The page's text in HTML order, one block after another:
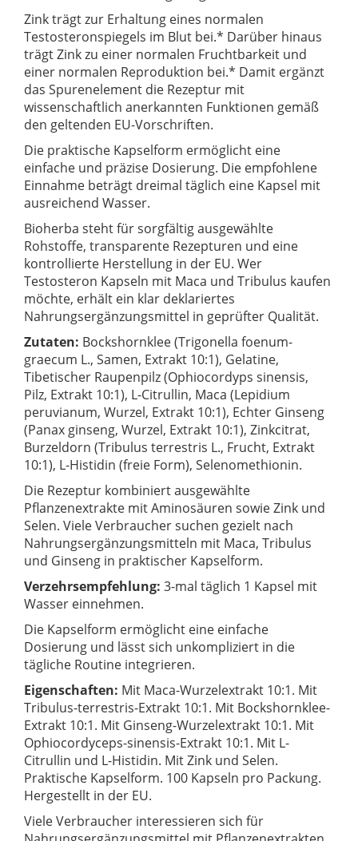
Zink trägt zur Erhaltung eines normalen
Testosteronspiegels im Blut bei.* Darüber hinaus
trägt Zink zu einer normalen Fruchtbarkeit und
einer normalen Reproduktion bei.* Damit ergänzt
das Spurenelement die Rezeptur mit
wissenschaftlich anerkannten Funktionen gemäß
den geltenden EU-Vorschriften.
Die praktische Kapselform ermöglicht eine
einfache und präzise Dosierung. Die empfohlene
Einnahme beträgt dreimal täglich eine Kapsel mit
ausreichend Wasser.
Bioherba steht für sorgfältig ausgewählte
Rohstoffe, transparente Rezepturen und eine
kontrollierte Herstellung in der EU. Wer
Testosteron Kapseln mit Maca und Tribulus kaufen
möchte, erhält ein klar deklariertes
Nahrungsergänzungsmittel in geprüfter Qualität.
Zutaten: Bockshornklee (Trigonella foenum-
graecum L., Samen, Extrakt 10:1), Gelatine,
Tibetischer Raupenpilz (Ophiocordyps sinensis,
Pilz, Extrakt 10:1), L-Citrullin, Maca (Lepidium
peruvianum, Wurzel, Extrakt 10:1), Echter Ginseng
(Panax ginseng, Wurzel, Extrakt 10:1), Zinkcitrat,
Burzeldorn (Tribulus terrestris L., Frucht, Extrakt
10:1), L-Histidin (freie Form), Selenomethionin.
Die Rezeptur kombiniert ausgewählte
Pflanzenextrakte mit Aminosäuren sowie Zink und
Selen. Viele Verbraucher suchen gezielt nach
Nahrungsergänzungsmitteln mit Maca, Tribulus
und Ginseng in praktischer Kapselform.
Verzehrsempfehlung: 3-mal täglich 1 Kapsel mit
Wasser einnehmen.
Die Kapselform ermöglicht eine einfache
Dosierung und lässt sich unkompliziert in die
tägliche Routine integrieren.
Eigenschaften: Mit Maca-Wurzelextrakt 10:1. Mit
Tribulus-terrestris-Extrakt 10:1. Mit Bockshornklee-
Extrakt 10:1. Mit Ginseng-Wurzelextrakt 10:1. Mit
Ophiocordyceps-sinensis-Extrakt 10:1. Mit L-
Citrullin und L-Histidin. Mit Zink und Selen.
Praktische Kapselform. 100 Kapseln pro Packung.
Hergestellt in der EU.
Viele Verbraucher interessieren sich für